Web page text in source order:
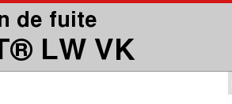
de fuite
LW VK